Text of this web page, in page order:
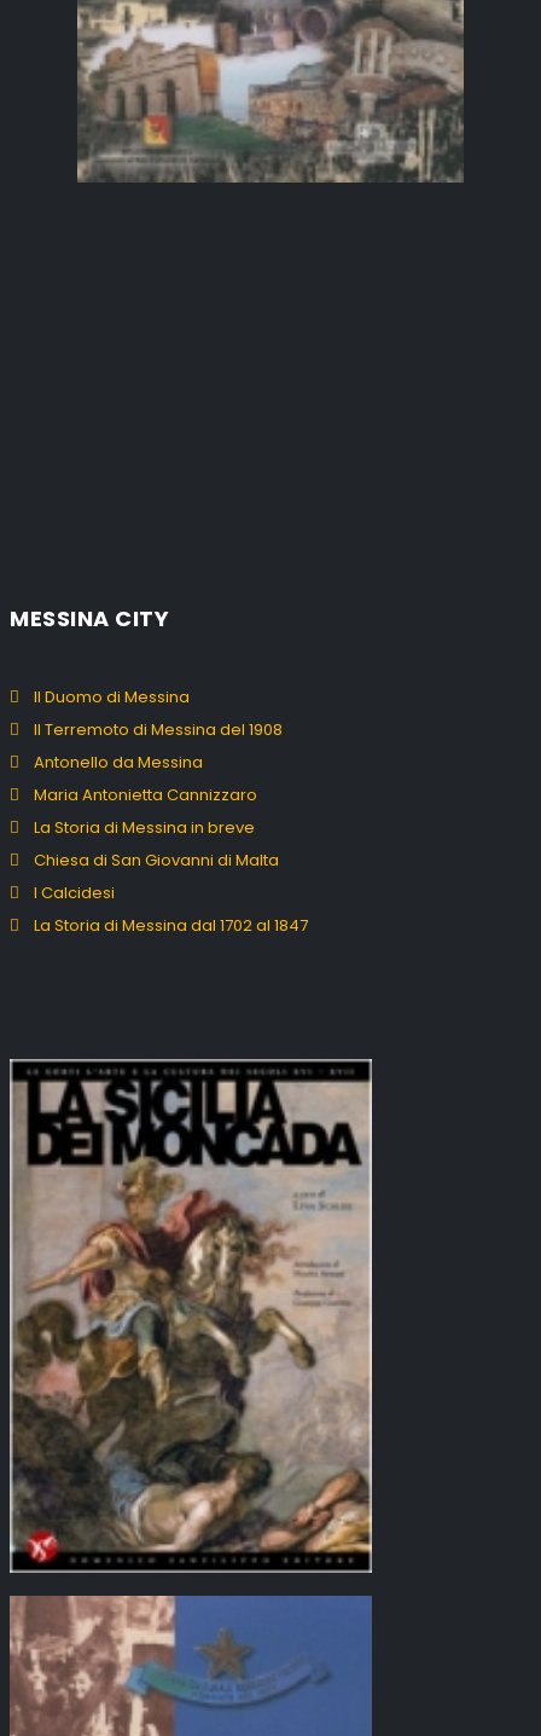
MESSINA CITY
Il Duomo di Messina
Il Terremoto di Messina del 1908
Antonello da Messina
Maria Antonietta Cannizzaro
La Storia di Messina in breve
Chiesa di San Giovanni di Malta
I Calcidesi
La Storia di Messina dal 1702 al 1847